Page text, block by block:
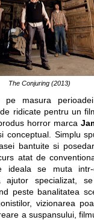
The Conjuring (2013)
masura
ridicate pentru un
horror marca
conceptual. Simplu
bantuite si
atat de
ideala se muta
specializat,
peste banalitatea
vizionarea
a suspansului,